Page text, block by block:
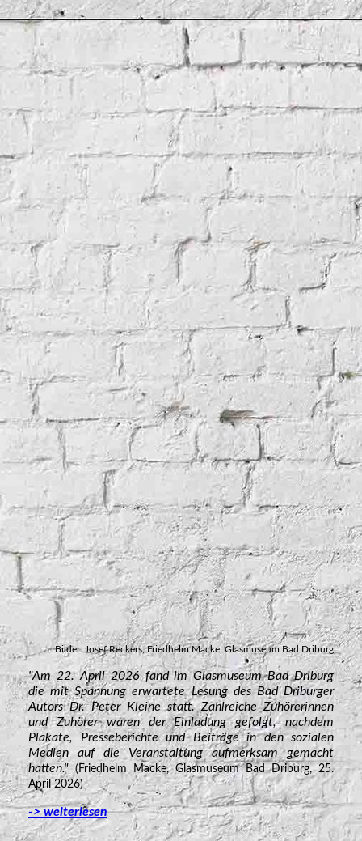
Bilder: Josef Reckers, Friedhelm Macke, Glasmuseum Bad Driburg
"Am 22. April 2026 fand im Glasmuseum Bad Driburg
die mit Spannung erwartete Lesung des Bad Driburger
Autors Dr. Peter Kleine statt. Zahlreiche Zuhörerinnen
und Zuhörer waren der Einladung gefolgt, nachdem
Plakate, Presseberichte und Beiträge in den sozialen
Medien auf die Veranstaltung aufmerksam gemacht
hatten."(Friedhelm Macke, Glasmuseum Bad Driburg, 25.
April 2026)
-> weiterlesen